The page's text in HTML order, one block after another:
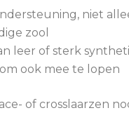
niet
zool
leer of sterk
ook mee te lopen
of crosslaarzen